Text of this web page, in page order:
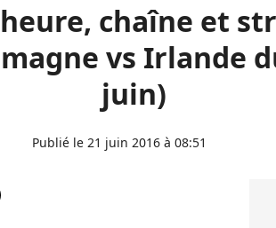
heure, chaîne et
vs Irlande
juin)
Publié le 21 juin 2016 à 08:51